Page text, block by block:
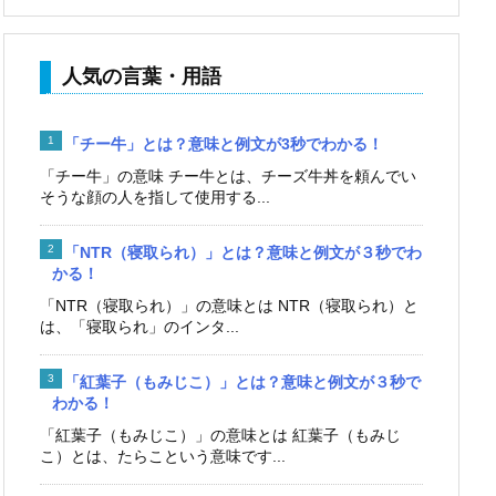
人気の言葉・用語
「チー牛」とは？意味と例文が3秒でわかる！
「チー牛」の意味 チー牛とは、チーズ牛丼を頼んでい
そうな顔の人を指して使用する...
「NTR（寝取られ）」とは？意味と例文が３秒でわ
かる！
「NTR（寝取られ）」の意味とは NTR（寝取られ）と
は、「寝取られ」のインタ...
「紅葉子（もみじこ）」とは？意味と例文が３秒で
わかる！
「紅葉子（もみじこ）」の意味とは 紅葉子（もみじ
こ）とは、たらこという意味です...